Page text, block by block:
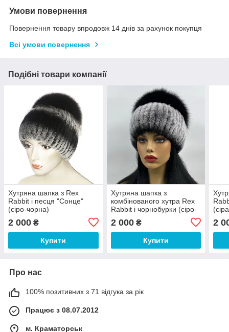
Умови повернення
Повернення товару впродовж 14 днів за рахунок покупця
Всі умови повернення
Подібні товари компанії
Хутряна шапка з Rex
Rabbit і песця "Сонце"
(сіро-чорна)
2 000 ₴
Купити
Хутряна шапка з
комбінованого хутра Rex
Rabbit і чорнобурки (сіро-
2 000₴
Купити
2
Про нас
100% позитивних з 71 відгука за рік
Працює з 08.07.2012
м. Краматорськ